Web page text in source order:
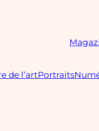
de l’artPortraits